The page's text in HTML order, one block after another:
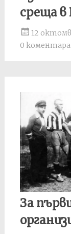
среща в
12
0 коментара
За